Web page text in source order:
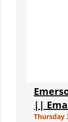
||
Thursday